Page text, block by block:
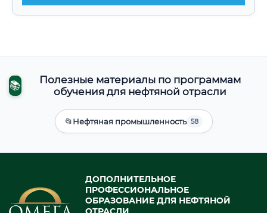
📚
Полезные материалы по программам
обучения для нефтяной отрасли
📂Нефтяная промышленность 58
ДОПОЛНИТЕЛЬНОЕ
ПРОФЕССИОНАЛЬНОЕ
ОБРАЗОВАНИЕ ДЛЯ НЕФТЯНОЙ